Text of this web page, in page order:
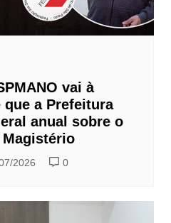
vai à
a Prefeitura
anual sobre o
2026 0